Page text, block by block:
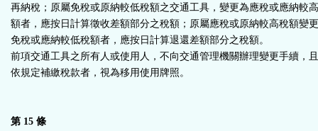
再納稅；原屬免稅或原納較低稅額之交通工具，變更為應稅或應納較
額者，應按日計算徵收差額部分之稅額；原屬應稅或原納較高稅額變
免稅或應納較低稅額者，應按日計算退還差額部分之稅額。
前項交通工具之所有人或使用人，不向交通管理機關辦理變更手續，
依規定補繳稅款者，視為移用使用牌照。
第 15 條